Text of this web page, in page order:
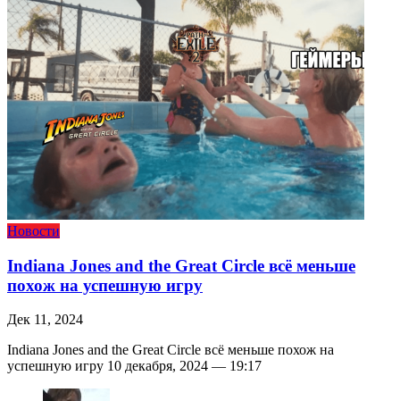
Новости
Indiana Jones and the Great Circle всё меньше
похож на успешную игру
Дек 11, 2024
Indiana Jones and the Great Circle всё меньше похож на
успешную игру 10 декабря, 2024 — 19:17